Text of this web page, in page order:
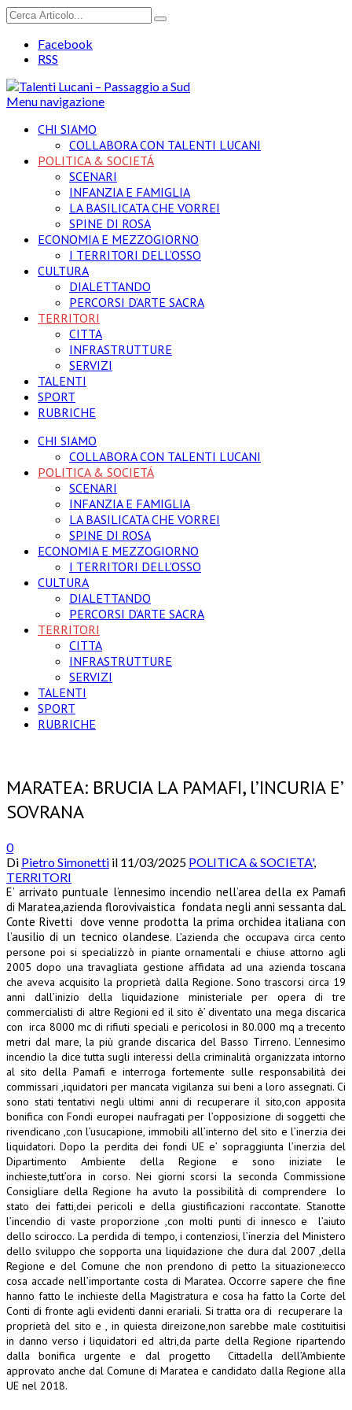
Facebook
RSS
Menu navigazione
CHI SIAMO
COLLABORA CON TALENTI LUCANI
POLITICA & SOCIETÁ
SCENARI
INFANZIA E FAMIGLIA
LA BASILICATA CHE VORREI
SPINE DI ROSA
ECONOMIA E MEZZOGIORNO
I TERRITORI DELL’OSSO
CULTURA
DIALETTANDO
PERCORSI D’ARTE SACRA
TERRITORI
CITTA
INFRASTRUTTURE
SERVIZI
TALENTI
SPORT
RUBRICHE
CHI SIAMO
COLLABORA CON TALENTI LUCANI
POLITICA & SOCIETÁ
SCENARI
INFANZIA E FAMIGLIA
LA BASILICATA CHE VORREI
SPINE DI ROSA
ECONOMIA E MEZZOGIORNO
I TERRITORI DELL’OSSO
CULTURA
DIALETTANDO
PERCORSI D’ARTE SACRA
TERRITORI
CITTA
INFRASTRUTTURE
SERVIZI
TALENTI
SPORT
RUBRICHE
MARATEA: BRUCIA LA PAMAFI, l’INCURIA E’
SOVRANA
0
Di Pietro Simonetti il 11/03/2025 POLITICA & SOCIETA',
TERRITORI
E’ arrivato puntuale l’ennesimo incendio nell’area della ex Pamafi
di Maratea,azienda florovivaistica fondata negli anni sessanta daL
Conte Rivetti dove venne prodotta la prima orchidea italiana con
l’ausilio di un tecnico olandese.L’azienda che occupava circa cento
persone poi si specializzò in piante ornamentali e chiuse attorno agli
2005 dopo una travagliata gestione affidata ad una azienda toscana
che aveva acquisito la proprietà dalla Regione. Sono trascorsi circa 19
anni dall’inizio della liquidazione ministeriale per opera di tre
commercialisti di altre Regioni ed il sito è’ diventato una mega discarica
con irca 8000 mc di rifiuti speciali e pericolosi in 80.000 mq a trecento
metri dal mare, la più grande discarica del Basso Tirreno. L’ennesimo
incendio la dice tutta sugli interessi della criminalità organizzata intorno
al sito della Pamafi e interroga fortemente sulle responsabilità dei
commissari ,iquidatori per mancata vigilanza sui beni a loro assegnati. Ci
sono stati tentativi negli ultimi anni di recuperare il sito,con apposita
bonifica con Fondi europei naufragati per l’opposizione di soggetti che
rivendicano ,con l’usucapione, immobili all’interno del sito e l’inerzia dei
liquidatori.Dopo la perdita dei fondi UE e’ sopraggiunta l’inerzia del
Dipartimento Ambiente della Regione e sono iniziate le
inchieste,tutt’ora in corso. Nei giorni scorsi la seconda Commissione
Consigliare della Regione ha avuto la possibilità di comprendere lo
stato dei fatti,dei pericoli e della giustificazioni raccontate. Stanotte
l’incendio di vaste proporzione ,con molti punti di innesco e l’aiuto
dello scirocco. La perdida di tempo, i contenziosi, l’inerzia del Ministero
dello sviluppo che sopporta una liquidazione che dura dal 2007 ,della
Regione e del Comune che non prendono di petto la situazione:ecco
cosa accade nell’importante costa di Maratea. Occorre sapere che fine
hanno fatto le inchieste della Magistratura e cosa ha fatto la Corte del
Conti di fronte agli evidenti danni erariali. Si tratta ora di recuperare la
proprietà del sito e , in quiesta direizone,non sarebbe male costituitisi
in danno verso i liquidatori ed altri,da parte della Regione ripartendo
dalla bonifica urgente e dal progetto Cittadella dell’Ambiente
approvato anche dal Comune di Maratea e candidato dalla Regione alla
UE nel 2018.